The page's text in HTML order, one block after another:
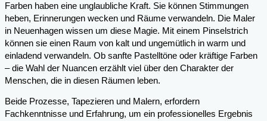
Farben haben eine unglaubliche Kraft. Sie können Stimmungen
heben, Erinnerungen wecken und Räume verwandeln. Die Maler
in Neuenhagen wissen um diese Magie. Mit einem Pinselstrich
können sie einen Raum von kalt und ungemütlich in warm und
einladend verwandeln. Ob sanfte Pastelltöne oder kräftige Farben
– die Wahl der Nuancen erzählt viel über den Charakter der
Menschen, die in diesen Räumen leben.
Beide Prozesse, Tapezieren und Malern, erfordern
Fachkenntnisse und Erfahrung, um ein professionelles Ergebnis